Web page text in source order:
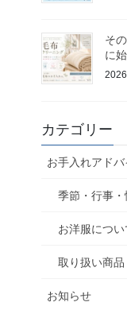
そ
に
カテゴリー
お手入れアドバ
季節・行事
お洋服につい
取り扱い商品
お知らせ